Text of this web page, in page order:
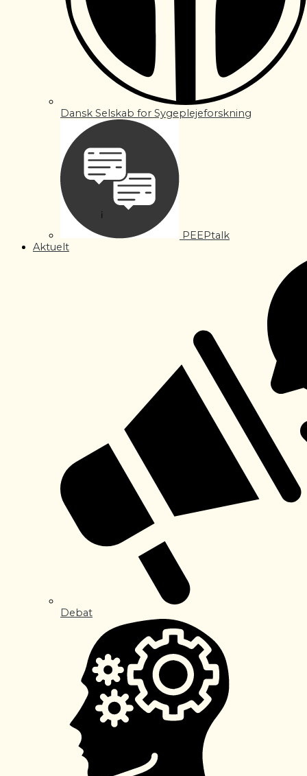
Dansk Selskab for Sygeplejeforskning
PEEPtalk
Aktuelt
Debat